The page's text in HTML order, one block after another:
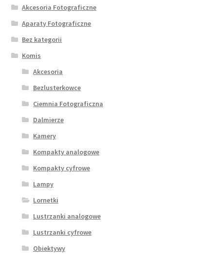
Akcesoria Fotograficzne
Aparaty Fotograficzne
Bez kategorii
Komis
Akcesoria
Bezlusterkowce
Ciemnia Fotograficzna
Dalmierze
Kamery
Kompakty analogowe
Kompakty cyfrowe
Lampy
Lornetki
Lustrzanki analogowe
Lustrzanki cyfrowe
Obiektywy